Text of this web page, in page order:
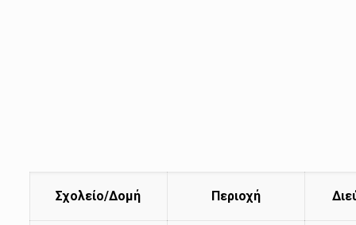
Σχολείο/Δομή Περιοχή